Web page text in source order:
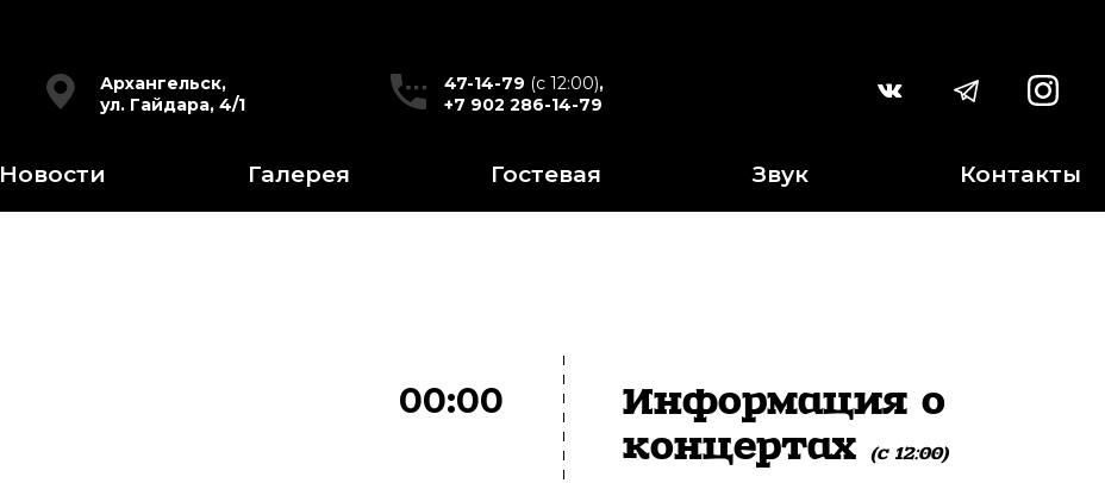
Архангельск,
ул. Гайдара, 4/1
47-14-79 (c 12:00),
+7 902 286-14-79
Новости Галерея Гостевая Звук Контакты
00:00
Информация о
концертах(c 12:00)